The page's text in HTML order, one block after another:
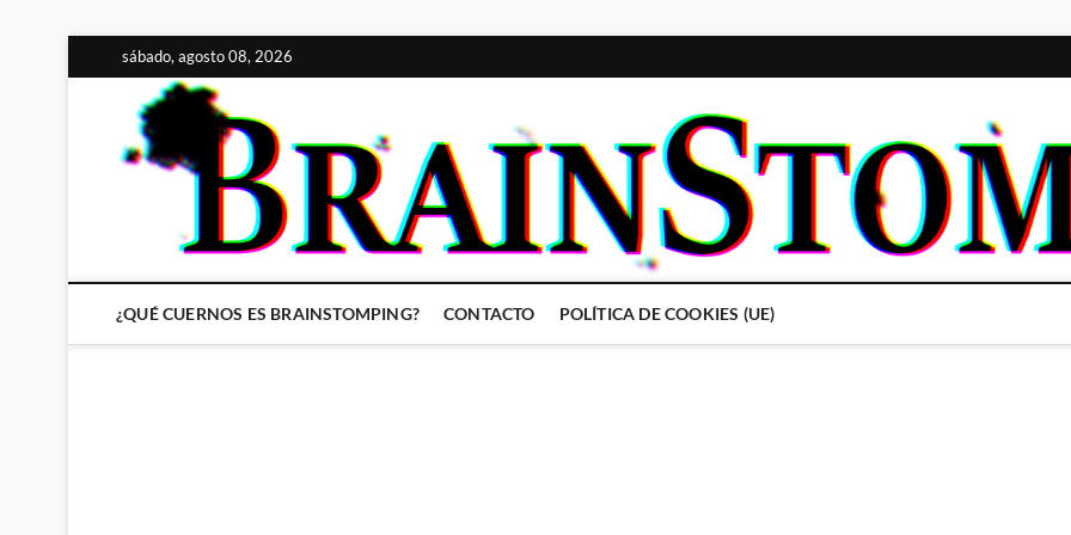
al
contenido
sábado, agosto 08, 2026
¿QUÉ CUERNOS ES BRAINSTOMPING? CONTACTO POLÍTICA DE COOKIES (UE)